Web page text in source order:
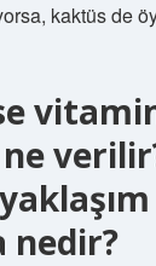
kaktüs de
nedir?